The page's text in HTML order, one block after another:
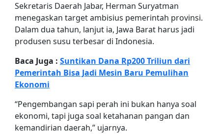
Sekretaris Daerah Jabar, Herman Suryatman
menegaskan target ambisius pemerintah provinsi.
Dalam dua tahun, lanjut ia, Jawa Barat harus jadi
produsen susu terbesar di Indonesia.
Baca Juga : Suntikan Dana Rp200 Triliun dari
Pemerintah Bisa Jadi Mesin Baru Pemulihan
Ekonomi
“Pengembangan sapi perah ini bukan hanya soal
ekonomi, tapi juga soal ketahanan pangan dan
kemandirian daerah,” ujarnya.